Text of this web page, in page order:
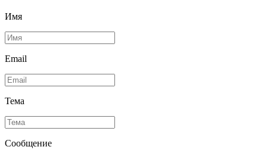
Имя
Email
Тема
Сообщение